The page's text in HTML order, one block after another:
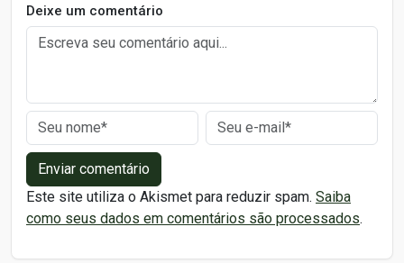
Deixe um comentário
Enviar comentário
Este site utiliza o Akismet para reduzir spam. Saiba
como seus dados em comentários são processados.